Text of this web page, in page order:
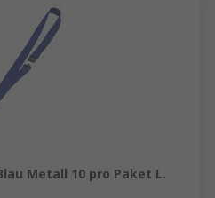
Metall 10 pro Paket L.